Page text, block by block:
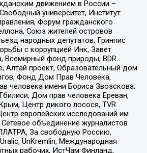
движением в России –
университет, Институт
Форум гражданского
Союз жителей островов
народных депутатов, Гринпис
с коррупцией Инк, Завет
Всемирный фонд природы, BDR
Алтай проект, Образовательный дом
Фонд Дом Прав Человека,
человека имени Бориса Звозскова,
Дом прав человека Ереван,
Центр дикого лосося, TVR
европейских исследований им
объединение журналистов
За свободную Россию,
UnKremlin, Международная
рабочих, ИстЧам Финланд,